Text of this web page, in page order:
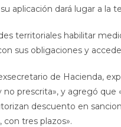
aplicación dará lugar a la
territoriales habilitar
sus obligaciones y
de Hacienda,
no prescrita», y agregó
descuento en
con tres plazos».